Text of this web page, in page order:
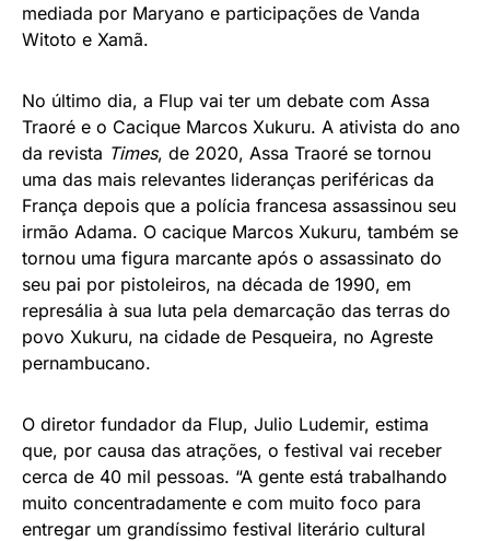
mediada por Maryano e participações de Vanda
Witoto e Xamã.
No último dia, a Flup vai ter um debate com Assa
Traoré e o Cacique Marcos Xukuru. A ativista do ano
da revista Times, de 2020, Assa Traoré se tornou
uma das mais relevantes lideranças periféricas da
França depois que a polícia francesa assassinou seu
irmão Adama. O cacique Marcos Xukuru, também se
tornou uma figura marcante após o assassinato do
seu pai por pistoleiros, na década de 1990, em
represália à sua luta pela demarcação das terras do
povo Xukuru, na cidade de Pesqueira, no Agreste
pernambucano.
O diretor fundador da Flup, Julio Ludemir, estima
que, por causa das atrações, o festival vai receber
cerca de 40 mil pessoas. “A gente está trabalhando
muito concentradamente e com muito foco para
entregar um grandíssimo festival literário cultural